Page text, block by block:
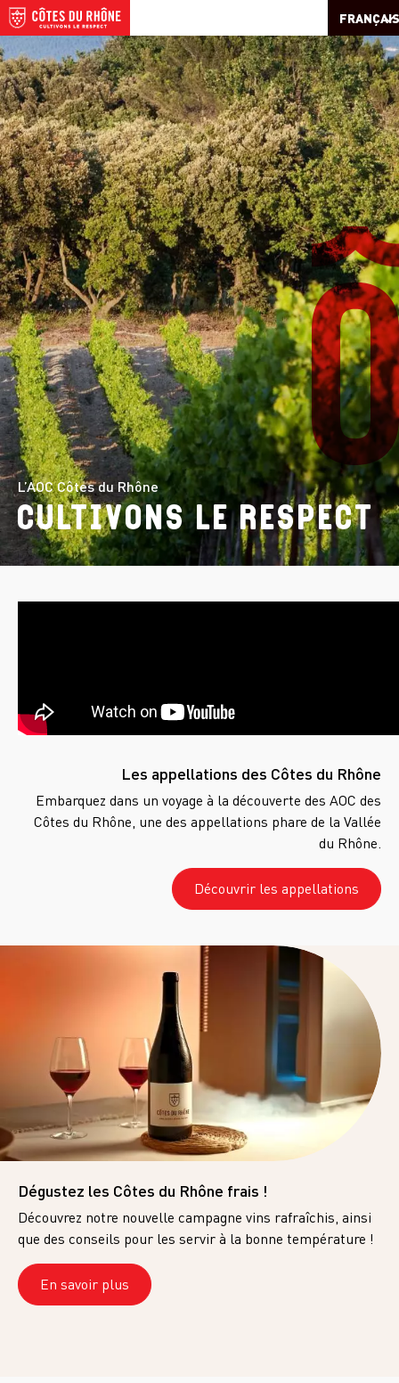
FRANÇAIS
L’AOC Côtes du Rhône
CULTIVONS LE RESPECT
Les appellations des Côtes du Rhône
Embarquez dans un voyage à la découverte des AOC des
Côtes du Rhône, une des appellations phare de la Vallée
du Rhône.
Découvrir les appellations
Dégustez les Côtes du Rhône frais !
Découvrez notre nouvelle campagne vins rafraîchis, ainsi
que des conseils pour les servir à la bonne température !
En savoir plus